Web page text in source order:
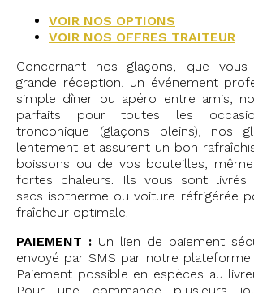
VOIR NOS OPTIONS
VOIR NOS OFFRES TRAITEUR
Concernant nos glaçons, que vous
grande réception, un événement
simple dîner ou apéro entre amis,
parfaits pour toutes les
tronconique (glaçons pleins), nos
lentement et assurent un bon
boissons ou de vos bouteilles,
fortes chaleurs. Ils vous sont livrés
sacs isotherme ou voiture réfrigérée
fraîcheur optimale.
PAIEMENT : Un lien de paiement
envoyé par SMS par notre plateforme
Paiement possible en espèces au
Pour une commande plusieurs